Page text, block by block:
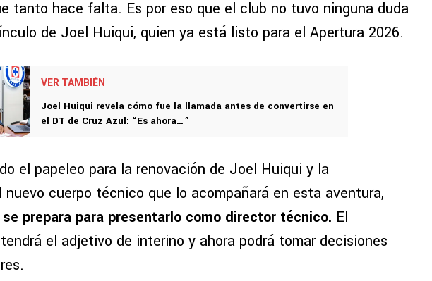
tanto hace falta. Es por eso que el club no tuvo ninguna duda
de Joel Huiqui, quien ya está listo para el Apertura 2026.
VER TAMBIÉN
Joel Huiqui revela cómo fue la llamada antes de convertirse en
el DT de Cruz Azul: “Es ahora…”
el papeleo para la renovación de Joel Huiqui y la
cuerpo técnico que lo acompañará en esta aventura,
prepara para presentarlo como director técnico. El
el adjetivo de interino y ahora podrá tomar decisiones